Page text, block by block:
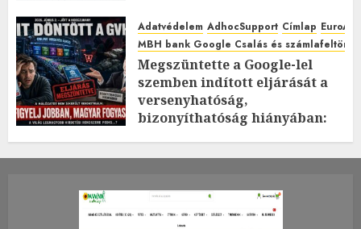
Adatvédelem AdhocSupport Címlap
MBH bank Google Csalás és
Megszüntette a Google-lel
szemben indított eljárását a
versenyhatóság,
bizonyíthatóság hiányában:
2026.JÚLIUS.23. CSÜTÖRTÖK.
0